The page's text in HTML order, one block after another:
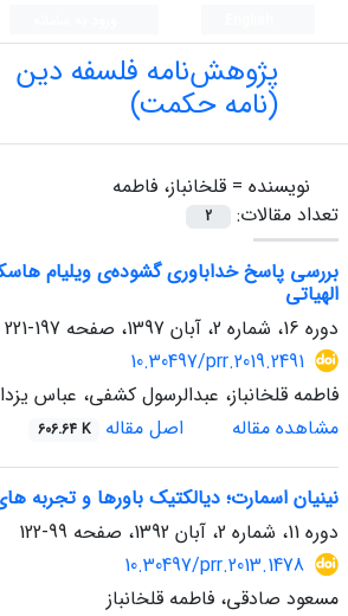
پژوهش‌نامه فلسفه دین
(نامه حکمت)
نویسنده = قلخانباز، فاطمه
تعداد مقالات:
2
بررسی پاسخ خداباوری گشوده‌ی ویلیام
الهیاتی
دوره 16، شماره 2، آبان 1397، صفحه
197-221
10.30497/prr.2019.2491
فاطمه قلخانباز، عبدالرسول کشفی، عباس
مشاهده مقاله
اصل مقاله 606.64 K
نینیان اسمارت؛ دیالکتیک باورها و تجربه
دوره 11، شماره 2، آبان 1392، صفحه
99-122
10.30497/prr.2013.1478
مسعود صادقی، فاطمه قلخانباز